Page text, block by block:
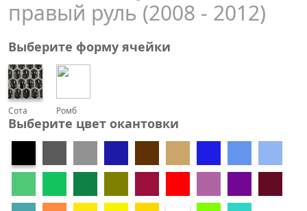
правый руль (2008 - 2012)
Выберите форму ячейки
Сота Ромб
Выберите цвет окантовки